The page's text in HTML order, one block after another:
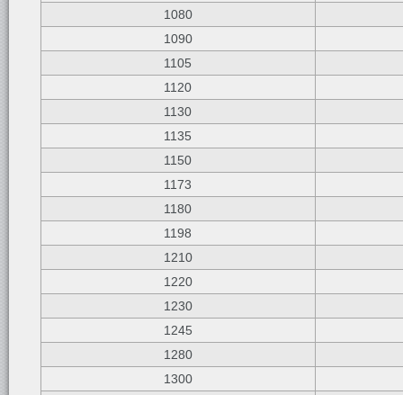
1080
1090
1105
1120
1130
1135
1150
1173
1180
1198
1210
1220
1230
1245
1280
1300